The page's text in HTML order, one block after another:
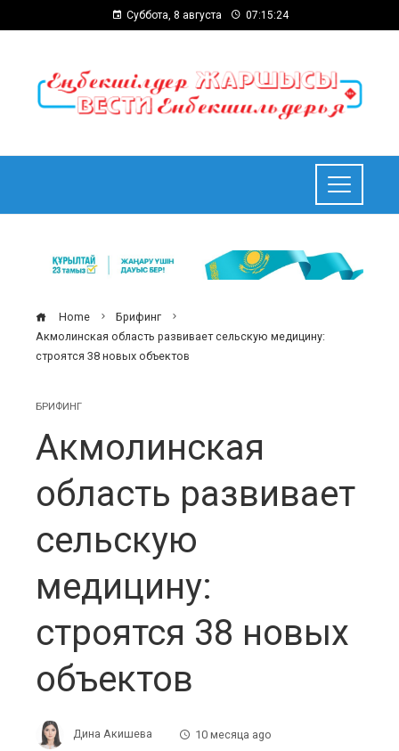
Суббота, 8 августа 07:15:25
Home
Брифинг
Акмолинская область развивает сельскую медицину:
строятся 38 новых объектов
БРИФИНГ
Акмолинская
область развивает
сельскую
медицину:
строятся 38 новых
объектов
Дина Акишева
10 месяца ago